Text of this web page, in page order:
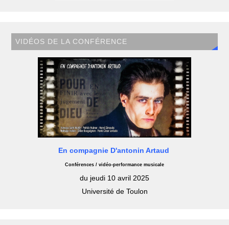
VIDÉOS DE LA CONFÉRENCE
En compagnie D'antonin Artaud
Conférences / vidéo-performance musicale
du jeudi 10 avril 2025
Université de Toulon